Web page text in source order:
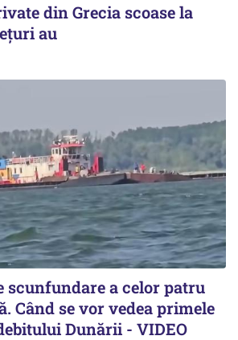
din Grecia scoase la
au
scunfundare a celor patru
Când se vor vedea primele
Dunării - VIDEO